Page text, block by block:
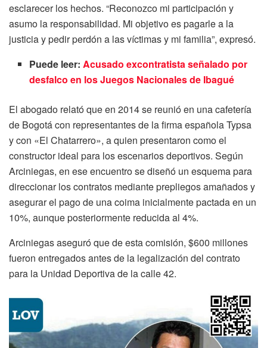
esclarecer los hechos. “Reconozco mi participación y
asumo la responsabilidad. Mi objetivo es pagarle a la
justicia y pedir perdón a las víctimas y mi familia”, expresó.
Puede leer:Acusado excontratista señalado por
desfalco en los Juegos Nacionales de Ibagué
El abogado relató que en 2014 se reunió en una cafetería
de Bogotá con representantes de la firma española Typsa
y con «El Chatarrero», a quien presentaron como el
constructor ideal para los escenarios deportivos. Según
Arciniegas, en ese encuentro se diseñó un esquema para
direccionar los contratos mediante prepliegos amañados y
asegurar el pago de una coima inicialmente pactada en un
10%, aunque posteriormente reducida al 4%.
Arciniegas aseguró que de esta comisión, $600 millones
fueron entregados antes de la legalización del contrato
para la Unidad Deportiva de la calle 42.